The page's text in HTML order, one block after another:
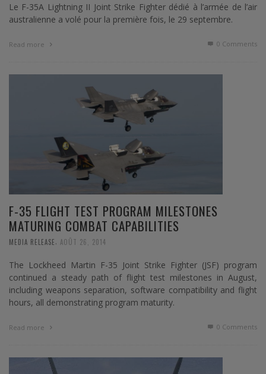
Le F-35A Lightning II Joint Strike Fighter dédié à l’armée de l’air
australienne a volé pour la première fois, le 29 septembre.
Read more 0 Comments
F-35 FLIGHT TEST PROGRAM MILESTONES
MATURING COMBAT CAPABILITIES
MEDIA RELEASE AOÛT 26, 2014
The Lockheed Martin F-35 Joint Strike Fighter (JSF) program
continued a steady path of flight test milestones in August,
including weapons separation, software compatibility and flight
hours, all demonstrating program maturity.
Read more 0 Comments